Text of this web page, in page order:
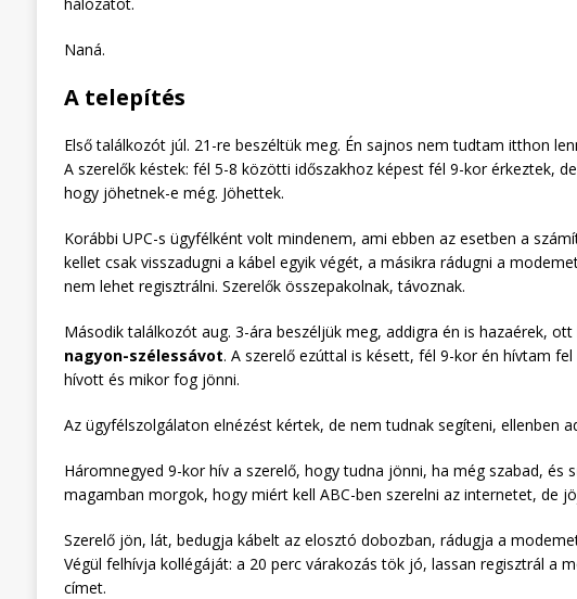
Naná.
A telepítés
Első találkozót júl. 21-re beszéltük meg. Én sajnos nem tudtam itthon
A szerelők késtek: fél 5-8 közötti időszakhoz képest fél 9-kor érkeztek,
hogy jöhetnek-e még. Jöhettek.
Korábbi UPC-s ügyfélként volt mindenem, ami ebben az esetben a
kellet csak visszadugni a kábel egyik végét, a másikra rádugni a
nem lehet regisztrálni. Szerelők összepakolnak, távoznak.
Második találkozót aug. 3-ára beszéljük meg, addigra én is hazaérek,
nagyon-szélessávot. A szerelő ezúttal is késett, fél 9-kor én hívtam
hívott és mikor fog jönni.
Az ügyfélszolgálaton elnézést kértek, de nem tudnak segíteni, ellenben
Háromnegyed 9-kor hív a szerelő, hogy tudna jönni, ha még szabad,
magamban morgok, hogy miért kell ABC-ben szerelni az internetet, de
Szerelő jön, lát, bedugja kábelt az elosztó dobozban, rádugja a
Végül felhívja kollégáját: a 20 perc várakozás tök jó, lassan regisztrál a
címet.